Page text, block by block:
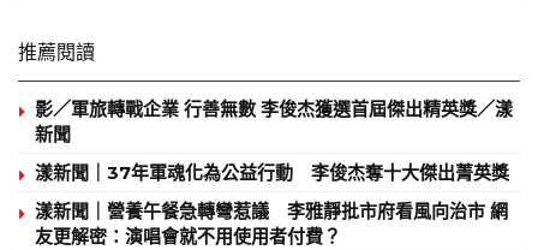
推薦閱讀
影／軍旅轉戰企業 行善無數 李俊杰獲選首屆傑出精英獎／漾
新聞
漾新聞｜37年軍魂化為公益行動 李俊杰奪十大傑出菁英獎
漾新聞｜營養午餐急轉彎惹議 李雅靜批市府看風向治市 網
友更解密：演唱會就不用使用者付費？